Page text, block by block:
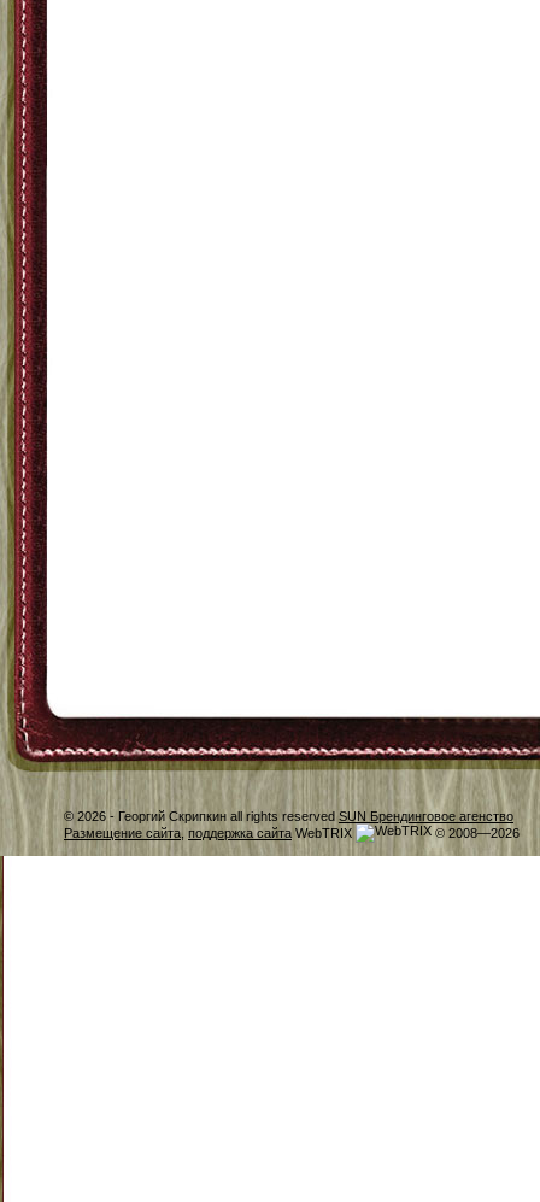
© 2026 - Георгий Скрипкин all rights reserved SUN Брендинговое агенство
Размещение сайта, поддержка сайта WebTRIX © 2008—2026